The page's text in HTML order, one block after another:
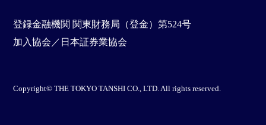
登録金融機関 関東財務局（登金）第524号
加入協会／日本証券業協会
Copyright© THE TOKYO TANSHI CO., LTD. All rights reserved.